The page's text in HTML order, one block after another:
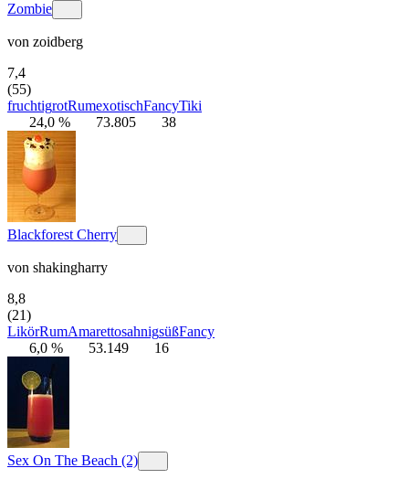
Zombie
von zoidberg
7,4
(55)
fruchtigrotRumexotischFancyTiki
24,0 %
73.805 38
Blackforest Cherry
von shakingharry
8,8
(21)
LikörRumAmarettosahnigsüßFancy
6,0 %
53.149 16
Sex On The Beach (2)